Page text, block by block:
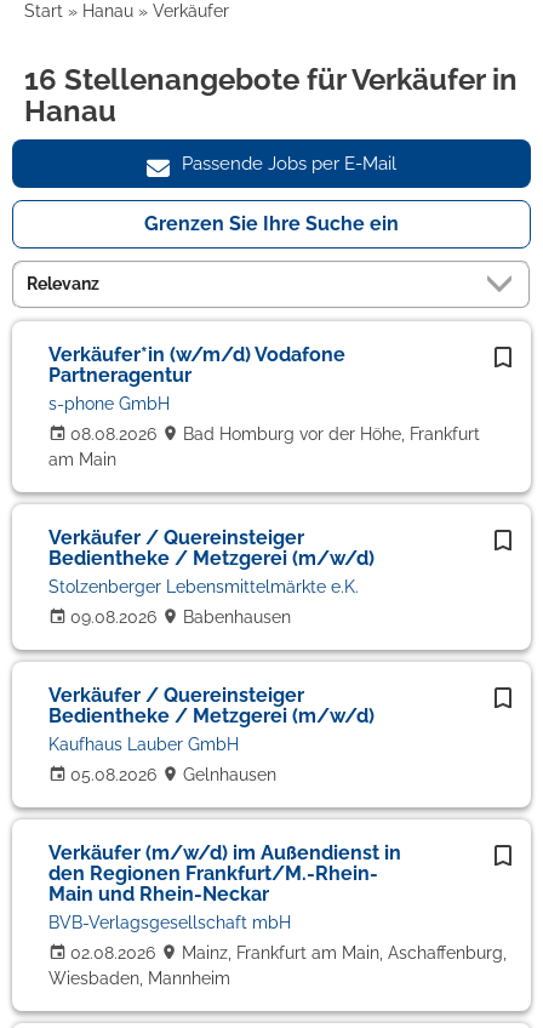
Start Hanau Verkäufer
16 Stellenangebote für Verkäufer in
Hanau
Passende Jobs per E-Mail
Grenzen Sie Ihre Suche ein
Verkäufer*in (w/m/d) Vodafone
Partneragentur
08.08.2026
s-phone GmbH
Bad Homburg vor der Höhe, Frankfurt
am Main
Verkäufer / Quereinsteiger
Bedientheke / Metzgerei (m/w/d)
09.08.2026
Stolzenberger Lebensmittelmärkte e.K.
Babenhausen
Verkäufer / Quereinsteiger
Bedientheke / Metzgerei (m/w/d)
05.08.2026
Kaufhaus Lauber GmbH
Gelnhausen
Verkäufer (m/w/d) im Außendienst in
den Regionen Frankfurt/M.-Rhein-
Main und Rhein-Neckar
02.08.2026
BVB-Verlagsgesellschaft mbH
Mainz, Frankfurt am Main, Aschaffenburg,
Wiesbaden, Mannheim